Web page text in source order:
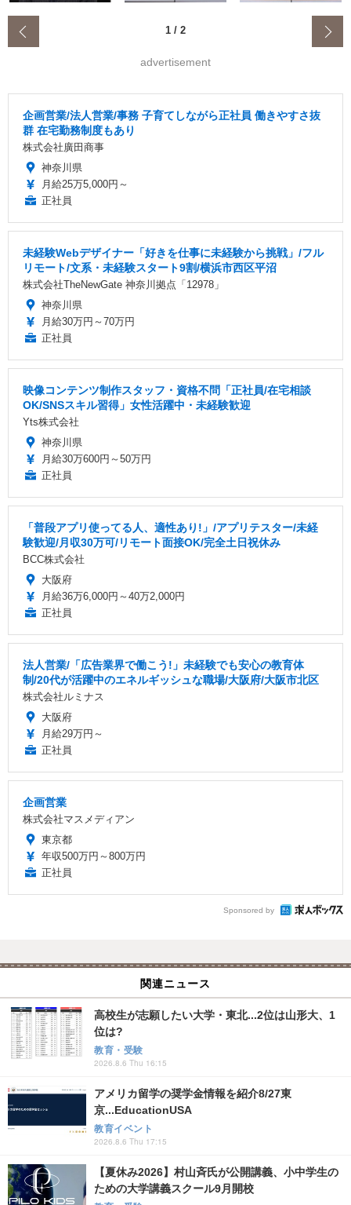
1 / 2
advertisement
企画営業/法人営業/事務 子育てしながら正社員 働きやすさ抜
群 在宅勤務制度もあり
株式会社廣田商事
神奈川県
月給25万5,000円～
正社員
未経験Webデザイナー「好きを仕事に未経験から挑戦」/フル
リモート/文系・未経験スタート9割/横浜市西区平沼
株式会社TheNewGate 神奈川拠点「12978」
神奈川県
月給30万円～70万円
正社員
映像コンテンツ制作スタッフ・資格不問「正社員/在宅相談
OK/SNSスキル習得」女性活躍中・未経験歓迎
Yts株式会社
神奈川県
月給30万600円～50万円
正社員
「普段アプリ使ってる人、適性あり!」/アプリテスター/未経
験歓迎/月収30万可/リモート面接OK/完全土日祝休み
BCC株式会社
大阪府
月給36万6,000円～40万2,000円
正社員
法人営業/「広告業界で働こう!」未経験でも安心の教育体
制/20代が活躍中のエネルギッシュな職場/大阪府/大阪市北区
株式会社ルミナス
大阪府
月給29万円～
正社員
企画営業
株式会社マスメディアン
東京都
年収500万円～800万円
正社員
Sponsored by
関連ニュース
高校生が志願したい大学・東北...2位は山形大、1
位は?
教育・受験
2026.8.6 Thu 16:15
アメリカ留学の奨学金情報を紹介8/27東
京...EducationUSA
教育イベント
2026.8.6 Thu 17:15
【夏休み2026】村山斉氏が公開講義、小中学生の
ための大学講義スクール9月開校